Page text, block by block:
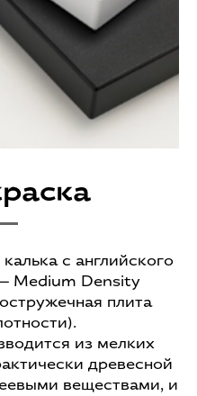
с английского
Medium Density
плита
из мелких
древесной
веществами, и